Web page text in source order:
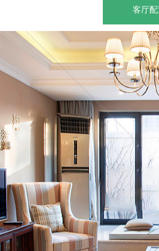
客厅